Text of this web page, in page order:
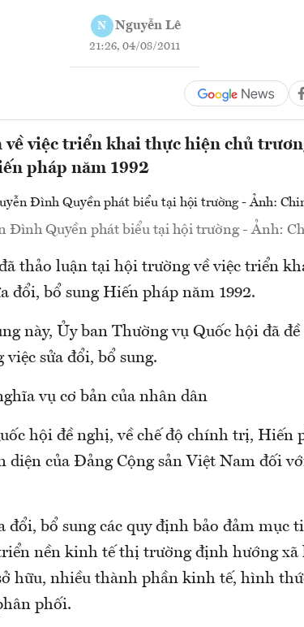
N Nguyễn Lê
21:26, 04/08/2011
về việc triển khai thực hiện chủ
pháp năm 1992
Đình Quyền phát biểu tại hội trường - Ảnh:
thảo luận tại hội trường về việc triển
đổi, bổ sung Hiến pháp năm 1992.
này, Ủy ban Thường vụ Quốc hội đã
sửa đổi, bổ sung.
vụ cơ bản của nhân dân
hội đề nghị, về chế độ chính trị, Hiến
diện của Đảng Cộng sản Việt Nam đối
đổi, bổ sung các quy định bảo đảm mục
nền kinh tế thị trường định hướng xã
hữu, nhiều thành phần kinh tế, hình
phối.